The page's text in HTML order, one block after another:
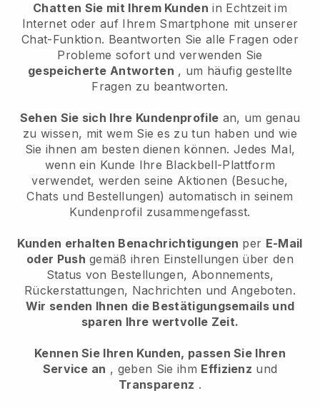
Chatten Sie mit Ihrem Kunden in Echtzeit im
Internet oder auf Ihrem Smartphone mit unserer
Chat-Funktion. Beantworten Sie alle Fragen oder
Probleme sofort und verwenden Sie
gespeicherte Antworten , um häufig gestellte
Fragen zu beantworten.
Sehen Sie sich Ihre Kundenprofile an, um genau
zu wissen, mit wem Sie es zu tun haben und wie
Sie ihnen am besten dienen können. Jedes Mal,
wenn ein Kunde Ihre Blackbell-Plattform
verwendet, werden seine Aktionen (Besuche,
Chats und Bestellungen) automatisch in seinem
Kundenprofil zusammengefasst.
Kunden erhalten Benachrichtigungen per E-Mail
oder Push gemäß ihren Einstellungen über den
Status von Bestellungen, Abonnements,
Rückerstattungen, Nachrichten und Angeboten.
Wir senden Ihnen die Bestätigungsemails und
sparen Ihre wertvolle Zeit.
Kennen Sie Ihren Kunden, passen Sie Ihren
Service an , geben Sie ihm Effizienz und
Transparenz .